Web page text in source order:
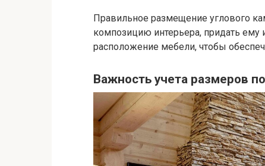
Правильное размещение углового
композицию интерьера, придать ему
расположение мебели, чтобы
Важность учета размеров